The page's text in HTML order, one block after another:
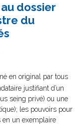
dossier
du
en original par tous
justifiant d’un
seing privé) ou une
les pouvoirs pour
en un exemplaire